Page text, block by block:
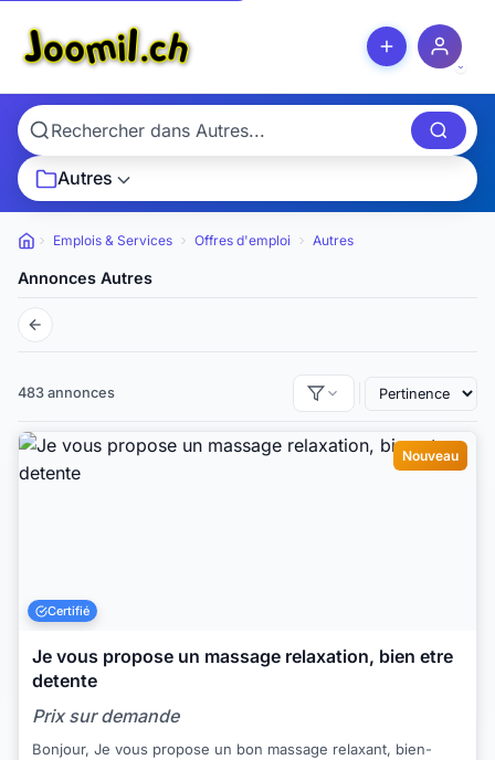
Autres
Petites annonces
Emplois & Services Offres d'emploi Autres
Annonces Autres
483 annonces
Nouveau
Certifié
Je vous propose un massage relaxation, bien etre
detente
Prix sur demande
Bonjour, Je vous propose un bon massage relaxant, bien-